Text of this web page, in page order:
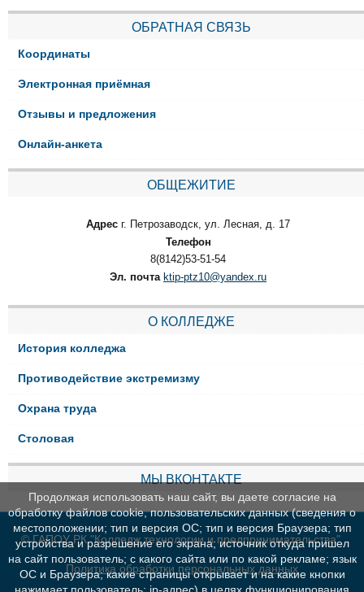
ОБРАТНАЯ СВЯЗЬ
Координаты
Электронная приёмная
Отзывы и предложения
Онлайн-анкета
ОБЩЕЖИТИЕ
Адрес г. Петрозаводск, ул. Лесная, д. 17
Телефон
8(8142)53-51-54
Эл. почта ktip-ptz10@yandex.ru
О КОЛЛЕДЖЕ
История колледжа
Противодействие экстремизму
Охрана труда
Столовая
МЫ ВКОНТАКТЕ
© ГАПОУ РК "Колледж технологии и предпринимательства"
Политика обработки персональных данных
Продолжая использовать наш сайт, вы даете согласие на
обработку файлов cookie, пользовательских данных (сведения о
местоположении; тип и версия ОС; тип и версия Браузера; тип
устройства и разрешение его экрана; источник откуда пришел
на сайт пользователь; с какого сайта или по какой рекламе; язык
ОС и Браузера; какие страницы открывает и на какие кнопки